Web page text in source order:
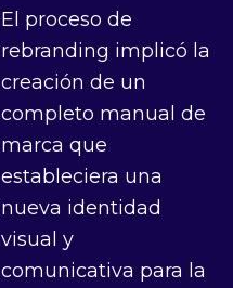
El proceso de
rebranding implicó la
creación de un
completo manual de
marca que
estableciera una
nueva identidad
visual y
comunicativa para la